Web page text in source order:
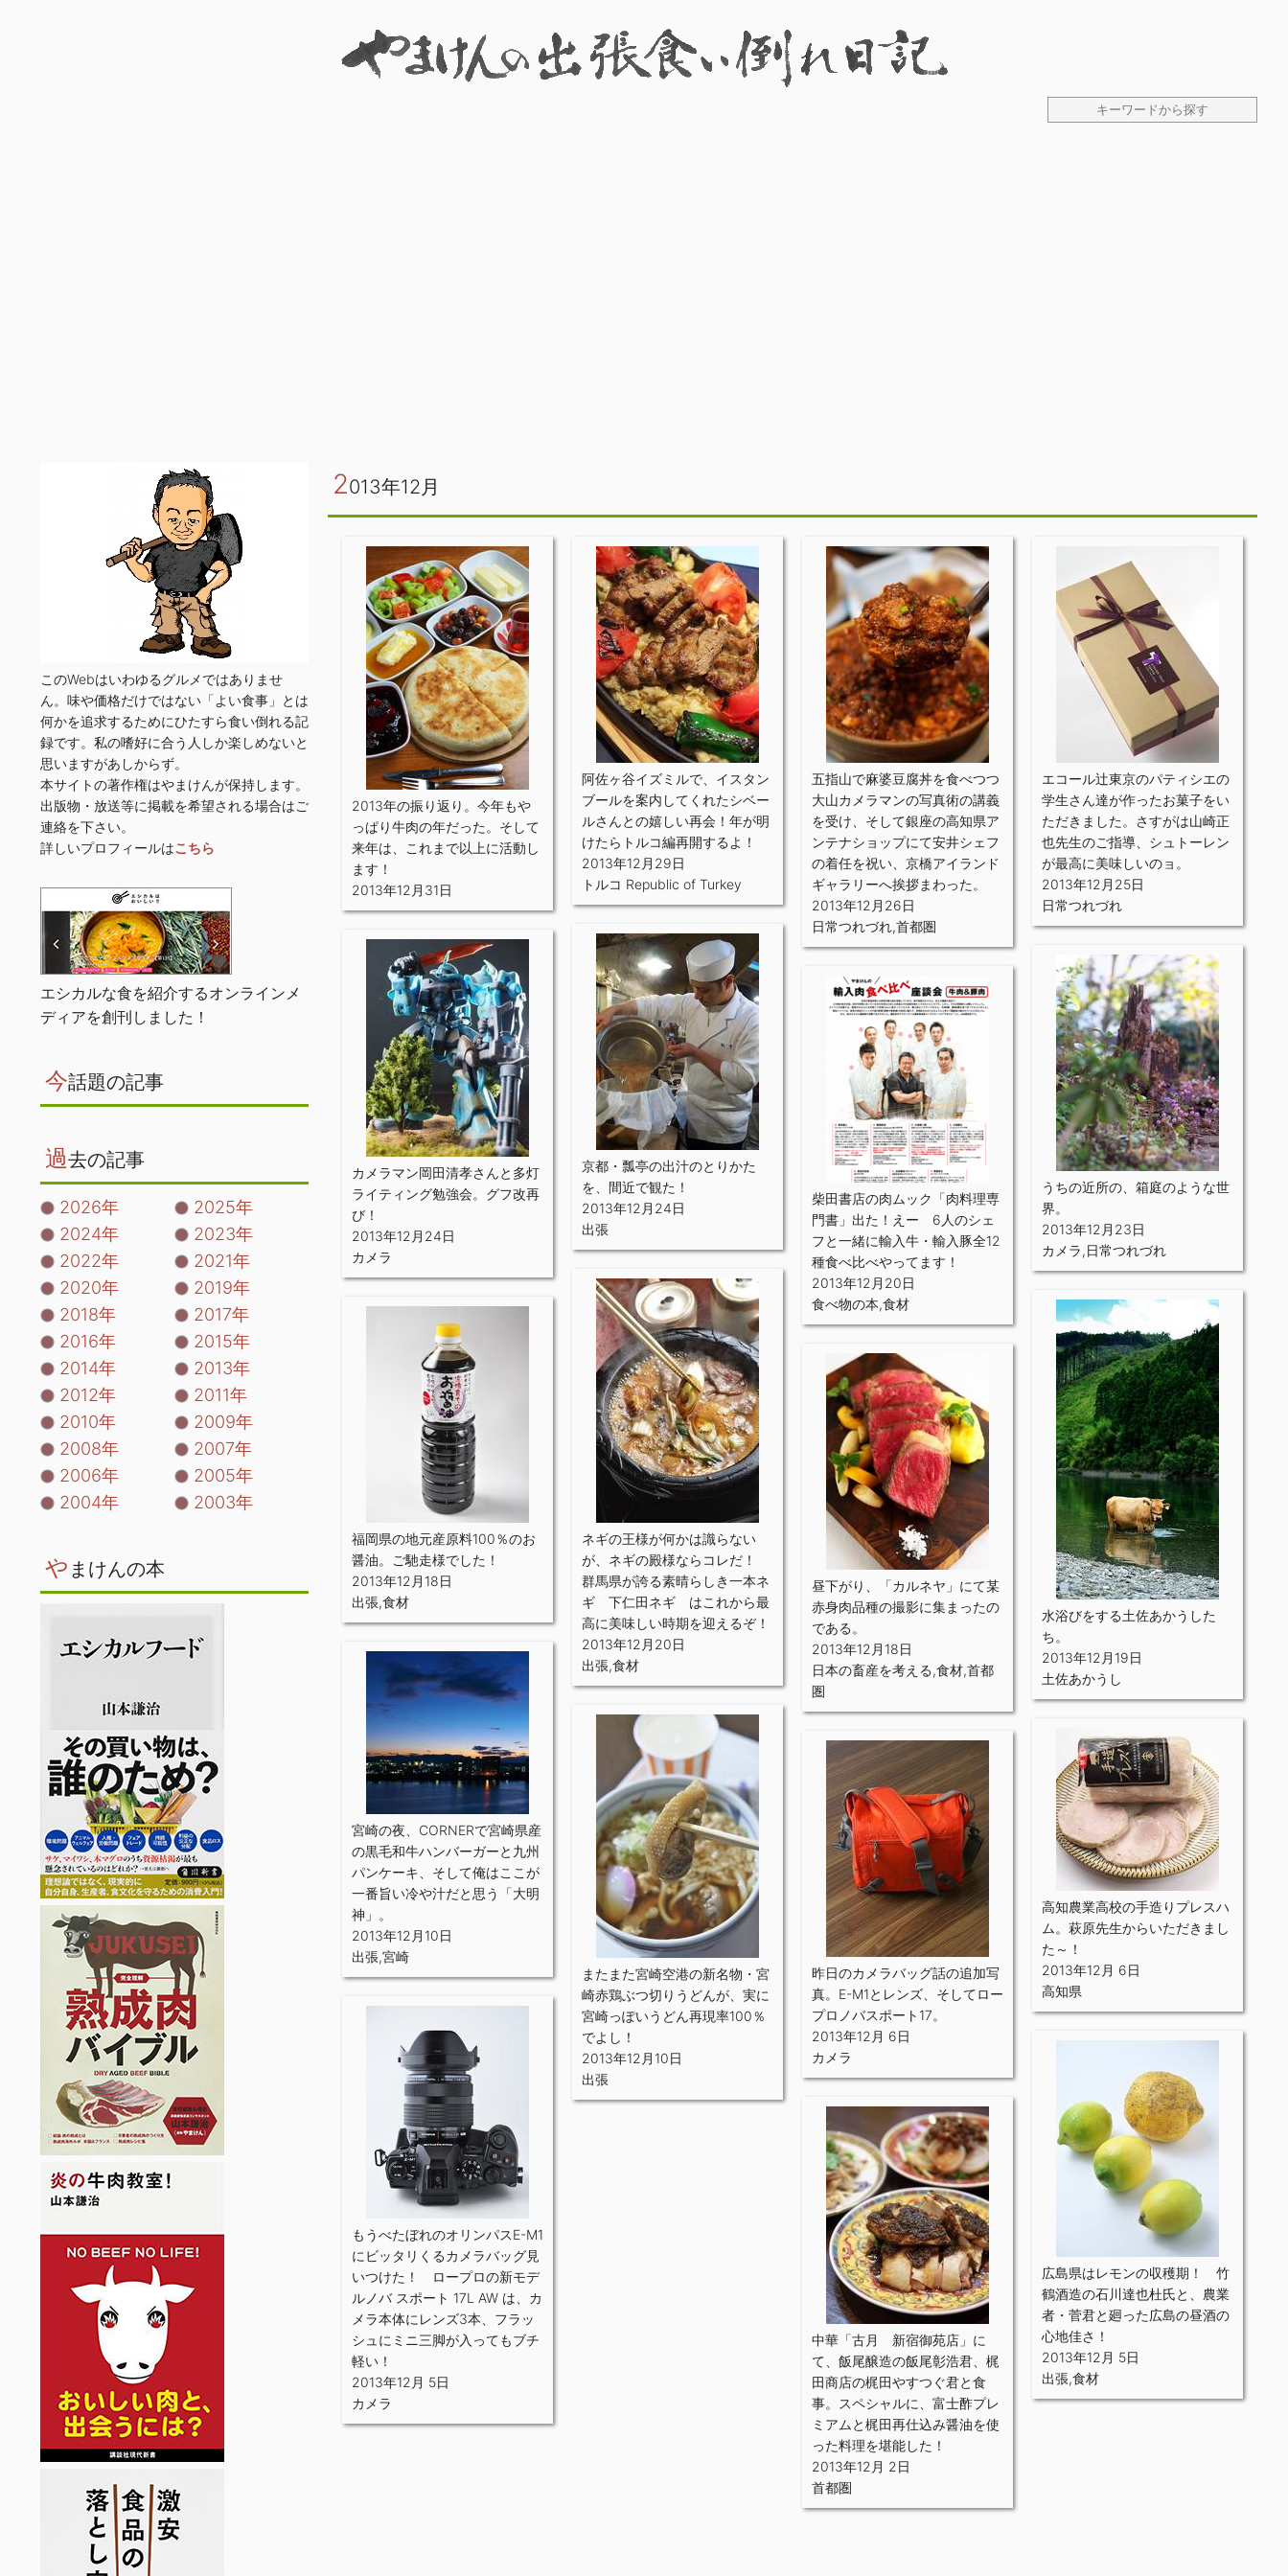
2013年12月
2013年の振り返り。今年もや
っぱり牛肉の年だった。そして
来年は、これまで以上に活動し
ます！
2013年12月31日
阿佐ヶ谷イズミルで、イスタン
ブールを案内してくれたシベー
ルさんとの嬉しい再会！年が明
けたらトルコ編再開するよ！
2013年12月29日
トルコ Republic of Turkey
五指山で麻婆豆腐丼を食べつつ
大山カメラマンの写真術の講義
を受け、そして銀座の高知県ア
ンテナショップにて安井シェフ
の着任を祝い、京橋アイランド
ギャラリーへ挨拶まわった。
2013年12月26日
日常つれづれ,首都圏
エコール辻東京のパティシエの
学生さん達が作ったお菓子をい
ただきました。さすがは山崎正
也先生のご指導、シュトーレン
が最高に美味しいのョ。
2013年12月25日
日常つれづれ
京都・瓢亭の出汁のとりかた
を、間近で観た！
2013年12月24日
出張
カメラマン岡田清孝さんと多灯
ライティング勉強会。グフ改再
び！
2013年12月24日
カメラ
うちの近所の、箱庭のような世
界。
2013年12月23日
カメラ,日常つれづれ
柴田書店の肉ムック「肉料理専
門書」出た！えー 6人のシェ
フと一緒に輸入牛・輸入豚全12
種食べ比べやってます！
2013年12月20日
食べ物の本,食材
ネギの王様が何かは識らない
が、ネギの殿様ならコレだ！
群馬県が誇る素晴らしき一本ネ
ギ 下仁田ネギ はこれから最
高に美味しい時期を迎えるぞ！
2013年12月20日
出張,食材
水浴びをする土佐あかうした
ち。
2013年12月19日
土佐あかうし
福岡県の地元産原料100％のお
醤油。ご馳走様でした！
2013年12月18日
出張,食材
昼下がり、「カルネヤ」にて某
赤身肉品種の撮影に集まったの
である。
2013年12月18日
日本の畜産を考える,食材,首都
圏
宮崎の夜、CORNERで宮崎県産
の黒毛和牛ハンバーガーと九州
パンケーキ、そして俺はここが
一番旨い冷や汁だと思う「大明
神」。
2013年12月10日
出張,宮崎
またまた宮崎空港の新名物・宮
崎赤鶏ぶつ切りうどんが、実に
宮崎っぽいうどん再現率100％
でよし！
2013年12月10日
出張
高知農業高校の手造りプレスハ
ム。萩原先生からいただきまし
た～！
2013年12月 6日
高知県
昨日のカメラバッグ話の追加写
真。E-M1とレンズ、そしてロー
プロノバスポート17。
2013年12月 6日
カメラ
もうべたぼれのオリンパスE-M1
にビッタリくるカメラバッグ見
いつけた！ ロープロの新モデ
ルノバ スポート 17L AW は、カ
メラ本体にレンズ3本、フラッ
シュにミニ三脚が入ってもブチ
軽い！
2013年12月 5日
カメラ
広島県はレモンの収穫期！ 竹
鶴酒造の石川達也杜氏と、農業
者・菅君と廻った広島の昼酒の
心地佳さ！
2013年12月 5日
出張,食材
中華「古月 新宿御苑店」に
て、飯尾醸造の飯尾彰浩君、梶
田商店の梶田やすつぐ君と食
事。スペシャルに、富士酢プレ
ミアムと梶田再仕込み醤油を使
った料理を堪能した！
2013年12月 2日
首都圏
このWebはいわゆるグルメではありませ
ん。味や価格だけではない「よい食事」とは
何かを追求するためにひたすら食い倒れる記
録です。私の嗜好に合う人しか楽しめないと
思いますがあしからず。
本サイトの著作権はやまけんが保持します。
出版物・放送等に掲載を希望される場合はご
連絡を下さい。
詳しいプロフィールはこちら
エシカルな食を紹介するオンラインメ
ディアを創刊しました！
今話題の記事
過去の記事
2026年
2025年
2024年
2023年
2022年
2021年
2020年
2019年
2018年
2017年
2016年
2015年
2014年
2013年
2012年
2011年
2010年
2009年
2008年
2007年
2006年
2005年
2004年
2003年
や まけんの本